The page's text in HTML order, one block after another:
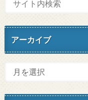
アーカイブ